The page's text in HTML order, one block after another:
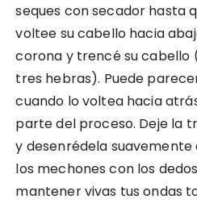
seques con secador hasta
voltee su cabello hacia
corona y trencé su cabello
tres hebras). Puede
cuando lo voltea hacia
parte del proceso. Deje la
y desenrédela suavemente
los mechones con los
mantener vivas tus ondas